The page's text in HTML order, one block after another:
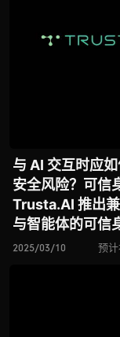
与 AI 交互时应
安全风险？可信
Trusta.AI 推出
与智能体的可信
2025/03/10 预